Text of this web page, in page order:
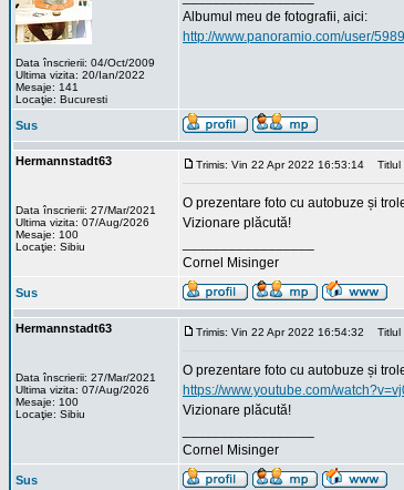
Data înscrierii: 04/Oct/2009
Ultima vizita: 20/Ian/2022
Mesaje: 141
Locaţie: Bucuresti
Albumul meu de fotografii, aici:
http://www.panoramio.com/user/
Sus
Hermannstadt63
Data înscrierii: 27/Mar/2021
Ultima vizita: 07/Aug/2026
Mesaje: 100
Locaţie: Sibiu
Trimis: Vin 22 Apr 2022 16:53:14 Titlul
O prezentare foto cu autobuze și
Vizionare plăcută!
Cornel Misinger
Sus
Hermannstadt63
Data înscrierii: 27/Mar/2021
Ultima vizita: 07/Aug/2026
Mesaje: 100
Locaţie: Sibiu
Trimis: Vin 22 Apr 2022 16:54:32 Titlul
O prezentare foto cu autobuze și
https://www.youtube.com/
Vizionare plăcută!
Cornel Misinger
Sus